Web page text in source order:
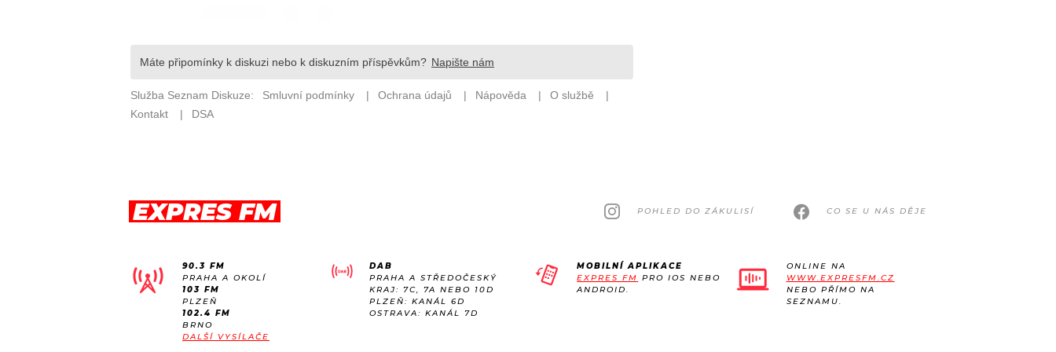
EXPRES FM POHLED DO ZÁKULISÍ CO SE U NÁS DĚJE
90.3 FM
PRAHA A OKOLÍ
103 FM
PLZEŇ
102.4 FM
BRNO
DALŠÍ VYSÍLAČE
DAB
PRAHA A STŘEDOČESKÝ
KRAJ: 7C, 7A NEBO 10D
PLZEŇ: KANÁL 6D
OSTRAVA: KANÁL 7D
MOBILNÍ APLIKACE
EXPRES FM PRO IOS NEBO
ANDROID.
ONLINE NA
WWW.EXPRESFM.CZ
NEBO PŘÍMO NA
SEZNAMU.